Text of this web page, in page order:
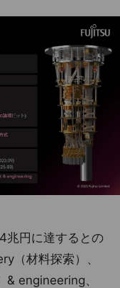
兆円に達するとの
（材料探索）、
engineering、